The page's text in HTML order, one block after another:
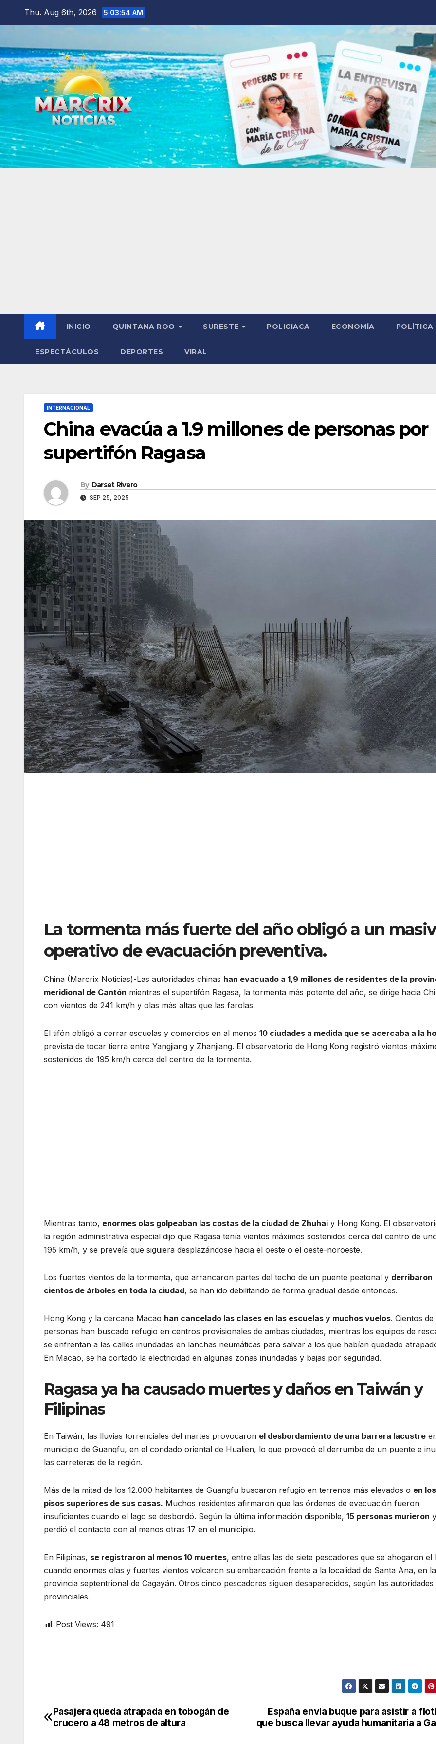
Thu. Aug 6th, 2026 5:03:56 AM
INICIO QUINTANA ROO SURESTE POLICIACA ECONOMÍA POLÍTICA
ESPECTÁCULOS DEPORTES VIRAL
INTERNACIONAL
China evacúa a 1.9 millones de personas por
supertifón Ragasa
By Darset Rivero
SEP 25, 2025
La tormenta más fuerte del año obligó a un
operativo de evacuación preventiva.
China (Marcrix Noticias)-Las autoridades chinas han evacuado a 1,9 millones de residentes de la
meridional de Cantón mientras el supertifón Ragasa, la tormenta más potente del año, se dirige hacia
con vientos de 241 km/h y olas más altas que las farolas.
El tifón obligó a cerrar escuelas y comercios en al menos 10 ciudades a medida que se acercaba a la
prevista de tocar tierra entre Yangjiang y Zhanjiang. El observatorio de Hong Kong registró vientos
sostenidos de 195 km/h cerca del centro de la tormenta.
Mientras tanto, enormes olas golpeaban las costas de la ciudad de Zhuhai y Hong Kong. El
la región administrativa especial dijo que Ragasa tenía vientos máximos sostenidos cerca del centro de
195 km/h, y se preveía que siguiera desplazándose hacia el oeste o el oeste-noroeste.
Los fuertes vientos de la tormenta, que arrancaron partes del techo de un puente peatonal y derribaron
cientos de árboles en toda la ciudad, se han ido debilitando de forma gradual desde entonces.
Hong Kong y la cercana Macao han cancelado las clases en las escuelas y muchos vuelos. Cientos de
personas han buscado refugio en centros provisionales de ambas ciudades, mientras los equipos de
se enfrentan a las calles inundadas en lanchas neumáticas para salvar a los que habían quedado
En Macao, se ha cortado la electricidad en algunas zonas inundadas y bajas por seguridad.
Ragasa ya ha causado muertes y daños en Taiwán y
Filipinas
En Taiwán, las lluvias torrenciales del martes provocaron el desbordamiento de una barrera lacustre
municipio de Guangfu, en el condado oriental de Hualien, lo que provocó el derrumbe de un puente e
las carreteras de la región.
Más de la mitad de los 12.000 habitantes de Guangfu buscaron refugio en terrenos más elevados o en los
pisos superiores de sus casas. Muchos residentes afirmaron que las órdenes de evacuación fueron
insuficientes cuando el lago se desbordó. Según la última información disponible, 15 personas murieron
perdió el contacto con al menos otras 17 en el municipio.
En Filipinas, se registraron al menos 10 muertes, entre ellas las de siete pescadores que se ahogaron el
cuando enormes olas y fuertes vientos volcaron su embarcación frente a la localidad de Santa Ana, en la
provincia septentrional de Cagayán. Otros cinco pescadores siguen desaparecidos, según las autoridades
provinciales.
Post Views: 491
Post
España envía buque para asistir a
que busca llevar ayuda humanitaria a
Pasajera queda atrapada en tobogán de
crucero a 48 metros de altura